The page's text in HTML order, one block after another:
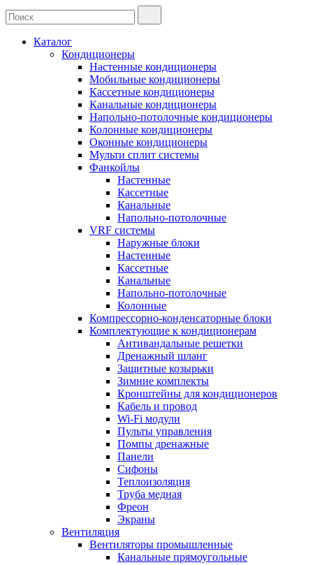
Каталог
Кондиционеры
Настенные кондиционеры
Мобильные кондиционеры
Кассетные кондиционеры
Канальные кондиционеры
Напольно-потолочные кондиционеры
Колонные кондиционеры
Оконные кондиционеры
Мульти сплит системы
Фанкойлы
Настенные
Кассетные
Канальные
Напольно-потолочные
VRF системы
Наружные блоки
Настенные
Кассетные
Канальные
Напольно-потолочные
Колонные
Компрессорно-конденсаторные блоки
Комплектующие к кондиционерам
Антивандальные решетки
Дренажный шланг
Защитные козырьки
Зимние комплекты
Кронштейны для кондиционеров
Кабель и провод
Wi-Fi модули
Пульты управления
Помпы дренажные
Панели
Сифоны
Теплоизоляция
Труба медная
Фреон
Экраны
Вентиляция
Вентиляторы промышленные
Канальные прямоугольные